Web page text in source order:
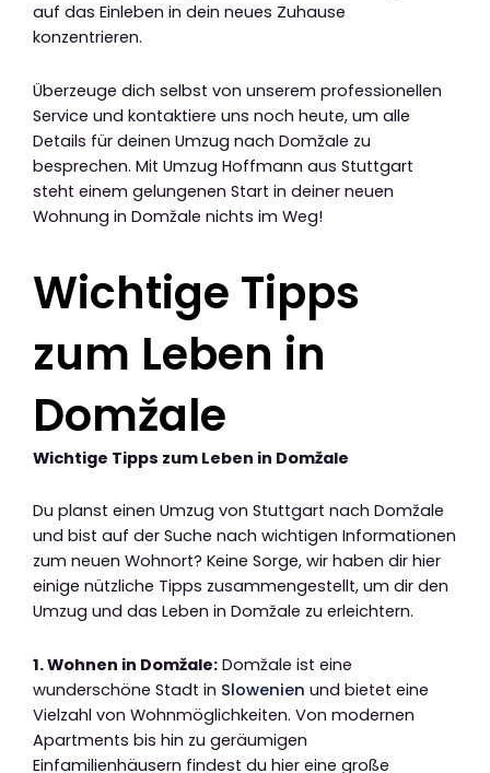
auf das Einleben in dein neues Zuhause
konzentrieren.
Überzeuge dich selbst von unserem professionellen
Service und kontaktiere uns noch heute, um alle
Details für deinen Umzug nach Domžale zu
besprechen. Mit Umzug Hoffmann aus Stuttgart
steht einem gelungenen Start in deiner neuen
Wohnung in Domžale nichts im Weg!
Wichtige Tipps
zum Leben in
Domžale
Wichtige Tipps zum Leben in Domžale
Du planst einen Umzug von Stuttgart nach Domžale
und bist auf der Suche nach wichtigen Informationen
zum neuen Wohnort? Keine Sorge, wir haben dir hier
einige nützliche Tipps zusammengestellt, um dir den
Umzug und das Leben in Domžale zu erleichtern.
1. Wohnen in Domžale: Domžale ist eine
wunderschöne Stadt in Slowenien und bietet eine
Vielzahl von Wohnmöglichkeiten. Von modernen
Apartments bis hin zu geräumigen
Einfamilienhäusern findest du hier eine große